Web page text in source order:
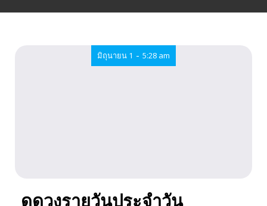
มิถุนายน 1 - 5:28 am
ดูดวงรายวันประจำวัน